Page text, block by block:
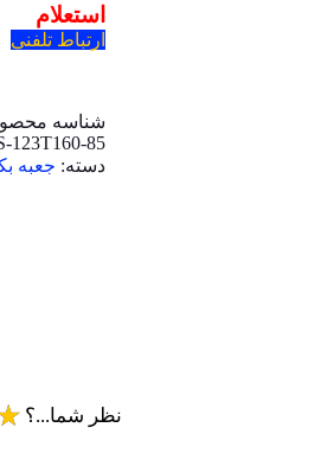
استعلام
ارتباط تلفنی
شناسه
123T160-85
دسته: جعبه
نظر شما...؟